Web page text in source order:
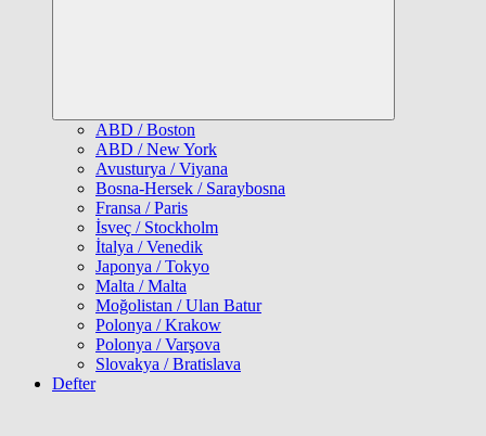
ABD / Boston
ABD / New York
Avusturya / Viyana
Bosna-Hersek / Saraybosna
Fransa / Paris
İsveç / Stockholm
İtalya / Venedik
Japonya / Tokyo
Malta / Malta
Moğolistan / Ulan Batur
Polonya / Krakow
Polonya / Varşova
Slovakya / Bratislava
Defter